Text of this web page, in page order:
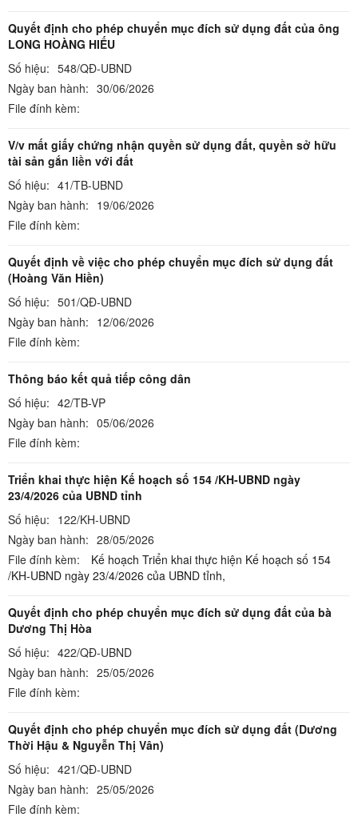
Quyết định cho phép chuyển mục đích sử dụng đất của ông
LONG HOÀNG HIẾU
Số hiệu: 548/QĐ-UBND
Ngày ban hành: 30/06/2026
File đính kèm:
V/v mất giấy chứng nhận quyền sử dụng đất, quyền sở hữu
tài sản gắn liền với đất
Số hiệu: 41/TB-UBND
Ngày ban hành: 19/06/2026
File đính kèm:
Quyết định về việc cho phép chuyển mục đích sử dụng đất
(Hoàng Văn Hiền)
Số hiệu: 501/QĐ-UBND
Ngày ban hành: 12/06/2026
File đính kèm:
Thông báo kết quả tiếp công dân
Số hiệu: 42/TB-VP
Ngày ban hành: 05/06/2026
File đính kèm:
Triển khai thực hiện Kế hoạch số 154 /KH-UBND ngày
23/4/2026 của UBND tỉnh
Số hiệu: 122/KH-UBND
Ngày ban hành: 28/05/2026
File đính kèm:
Kế hoạch Triển khai thực hiện Kế hoạch số 154
/KH-UBND ngày 23/4/2026 của UBND tỉnh,
Quyết định cho phép chuyển mục đích sử dụng đất của bà
Dương Thị Hòa
Số hiệu: 422/QĐ-UBND
Ngày ban hành: 25/05/2026
File đính kèm:
Quyết định cho phép chuyển mục đích sử dụng đất (Dương
Thời Hậu & Nguyễn Thị Vân)
Số hiệu: 421/QĐ-UBND
Ngày ban hành: 25/05/2026
File đính kèm: